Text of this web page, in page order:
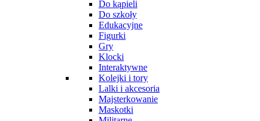
Do kąpieli
Do szkoły
Edukacyjne
Figurki
Gry
Klocki
Interaktywne
Kolejki i tory
Lalki i akcesoria
Majsterkowanie
Maskotki